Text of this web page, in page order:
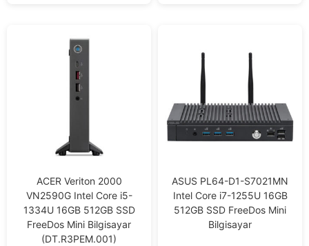
ACER Veriton 2000
VN2590G Intel Core i5-
1334U 16GB 512GB SSD
FreeDos Mini Bilgisayar
(DT.R3PEM.001)
ASUS PL64-D1-S7021MN
Intel Core i7-1255U 16GB
512GB SSD FreeDos Mini
Bilgisayar